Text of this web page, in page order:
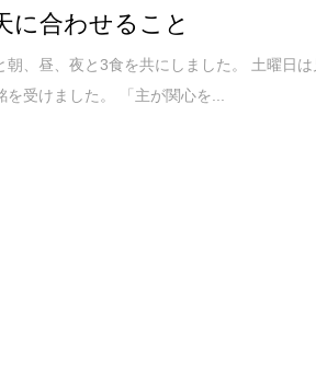
に合わせること
朝、昼、夜と3食を共にしました。 土曜日
を受けました。 「主が関心を...